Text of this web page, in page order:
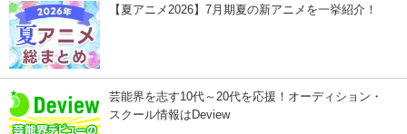
【夏アニメ2026】7月期夏の新アニメを一挙紹介！
芸能界を志す10代～20代を応援！オーディション・
スクール情報はDeview